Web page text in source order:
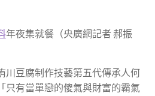
年夜集就餐（央廣網記者 郝振
川豆腐制作技藝第五代傳承人何
只有當單戀的傻氣與財富的霸氣